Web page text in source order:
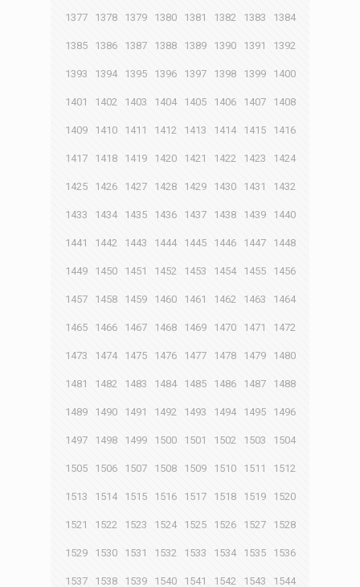
1377 1378 1379 1380 1381 1382 1383 1384
1385 1386 1387 1388 1389 1390 1391 1392
1393 1394 1395 1396 1397 1398 1399 1400
1401 1402 1403 1404 1405 1406 1407 1408
1409 1410 1411 1412 1413 1414 1415 1416
1417 1418 1419 1420 1421 1422 1423 1424
1425 1426 1427 1428 1429 1430 1431 1432
1433 1434 1435 1436 1437 1438 1439 1440
1441 1442 1443 1444 1445 1446 1447 1448
1449 1450 1451 1452 1453 1454 1455 1456
1457 1458 1459 1460 1461 1462 1463 1464
1465 1466 1467 1468 1469 1470 1471 1472
1473 1474 1475 1476 1477 1478 1479 1480
1481 1482 1483 1484 1485 1486 1487 1488
1489 1490 1491 1492 1493 1494 1495 1496
1497 1498 1499 1500 1501 1502 1503 1504
1505 1506 1507 1508 1509 1510 1511 1512
1513 1514 1515 1516 1517 1518 1519 1520
1521 1522 1523 1524 1525 1526 1527 1528
1529 1530 1531 1532 1533 1534 1535 1536
1537 1538 1539 1540 1541 1542 1543 1544